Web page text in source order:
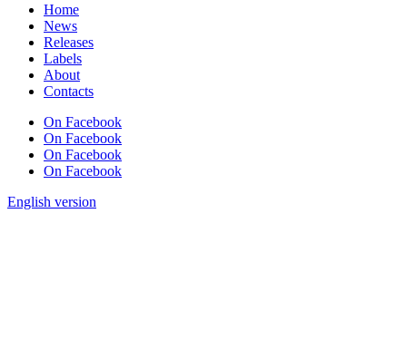
Home
News
Releases
Labels
About
Contacts
On Facebook
On Facebook
On Facebook
On Facebook
English version